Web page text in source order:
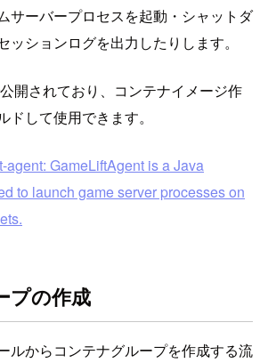
サーバープロセスを起動・シャットダ
ッションログを出力したりします。
開されており、コンテナイメージ作
ドして使用できます。
GameLiftAgent is a Java
to launch game server processes on
プの作成
ルからコンテナグループを作成する流